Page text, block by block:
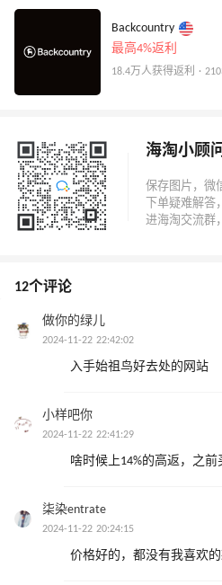
Backcountry
最高4%返利
18.4万人获得返利 ·
海淘小顾问
12个评论
做你的绿儿
2024-11-22 22:42:02
入手始祖鸟好去处的网站
小样吧你
2024-11-22 22:41:29
啥时候上14%的高返，之
柒染entrate
2024-11-22 20:24:15
价格好的，都没有我喜欢的